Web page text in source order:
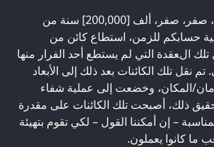
قبل ما يقارب اثنان، صفر، صفر، ألف [200,000] سنة من
حسابكم للزمن، استطاع كائن من
تلك العقدة التي لم يستطع أحد الفرار منها
تم نقل تلك الكائنات بعد ذلك إلى الأبعاد
المكان، وخضعت إلى عملية شفاء
ذلك، أصبحت تلك الكائنات على مقدرة
– إن أمكننا القول – لكي تقوم بتهيئة
ما كانوا يعملون.